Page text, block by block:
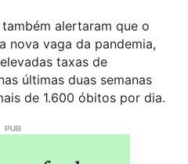
alertaram que o
nova vaga da pandemia,
taxas de
últimas duas semanas
de 1.600 óbitos por dia.